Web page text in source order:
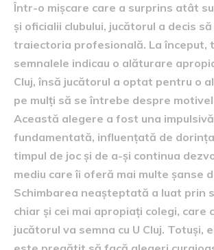
Într-o mișcare care a surprins atât
și oficialii clubului, jucătorul a decis
traiectoria profesională. La început,
semnalele indicau o alăturare
Cluj, însă jucătorul a optat pentru o
pe mulți să se întrebe despre
Această alegere a fost una
fundamentată, influențată de
timpul de joc și de a-și continua
mediu care îi oferă mai multe șanse
Schimbarea neașteptată a luat prin
chiar și cei mai apropiați colegi, care
jucătorul va semna cu U Cluj. Totuși,